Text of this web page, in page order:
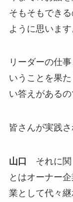
そもそもでき
ように思います
リーダーの仕
いうことを果
い答えがある
皆さんが実践
山口 それに関
とはオーナー
業として代々継